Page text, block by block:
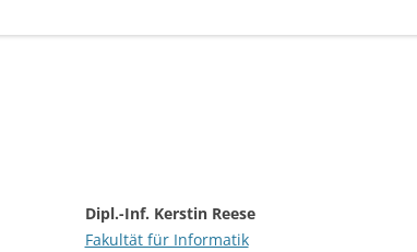
Dipl.-Inf. Kerstin Reese
Fakultät für Informatik